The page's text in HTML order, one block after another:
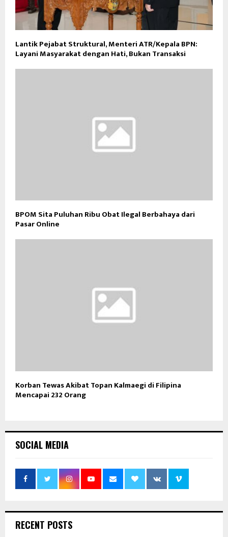
Lantik Pejabat Struktural, Menteri ATR/Kepala BPN:
Layani Masyarakat dengan Hati, Bukan Transaksi
BPOM Sita Puluhan Ribu Obat Ilegal Berbahaya dari
Pasar Online
Korban Tewas Akibat Topan Kalmaegi di Filipina
Mencapai 232 Orang
SOCIAL MEDIA
RECENT POSTS